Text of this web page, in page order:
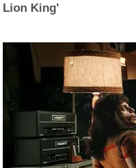
Lion King'